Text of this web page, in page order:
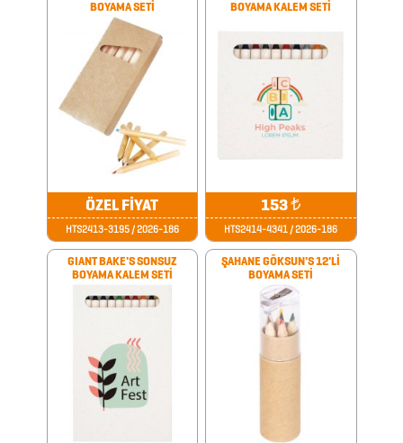
BLOKNOTLAR
MATARA
BOYAMA SETİ
ÖZEL FİYAT
HTS2413-3195 / 2026-186
BOYAMA KALEM SETİ
153₺
HTS2414-4341 / 2026-186
GIANT BAKE'S SONSUZ
BOYAMA KALEM SETİ
ŞAHANE GÖKSUN'S 12'Lİ
BOYAMA SETİ